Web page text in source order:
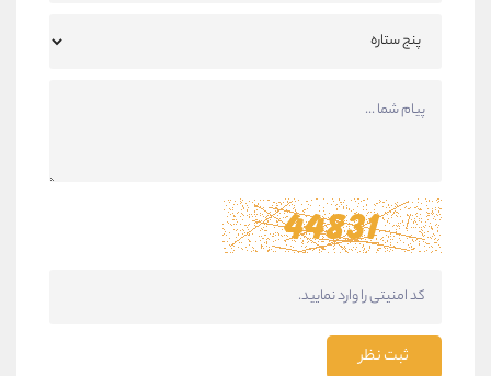
ثبت نظر